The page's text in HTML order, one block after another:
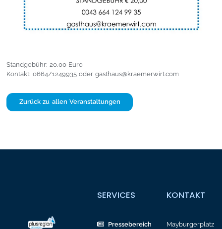
Standgebühr: 20,00 Euro
Kontakt: 0664/1249935 oder gasthaus@kraemerwirt.com
Zurück zu allen Veranstaltungen
SERVICES
Pressebereich
KONTAKT
Mayburgerplatz